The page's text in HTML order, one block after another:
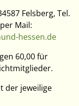
Felsberg, Tel.
Mail:
hessen.de
60,00 für
der jeweilige